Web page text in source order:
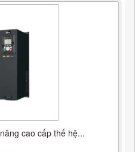
cao cấp thế hệ...